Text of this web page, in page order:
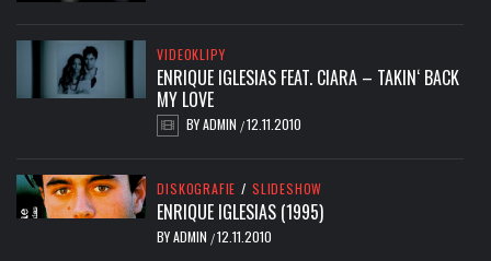
VIDEOKLIPY
ENRIQUE IGLESIAS FEAT. CIARA – TAKIN‘ BACK
MY LOVE
BYADMIN /12.11.2010
DISKOGRAFIE / SLIDESHOW
ENRIQUE IGLESIAS (1995)
BYADMIN /12.11.2010